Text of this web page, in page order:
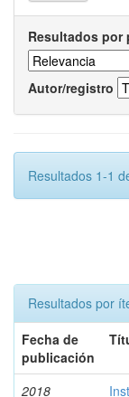
Resultados por
Autor/registro
Resultados 1-1
Resultados por
Fecha de
publicación
2018